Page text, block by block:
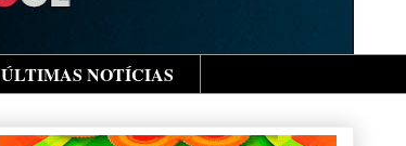
ÚLTIMAS NOTÍCIAS